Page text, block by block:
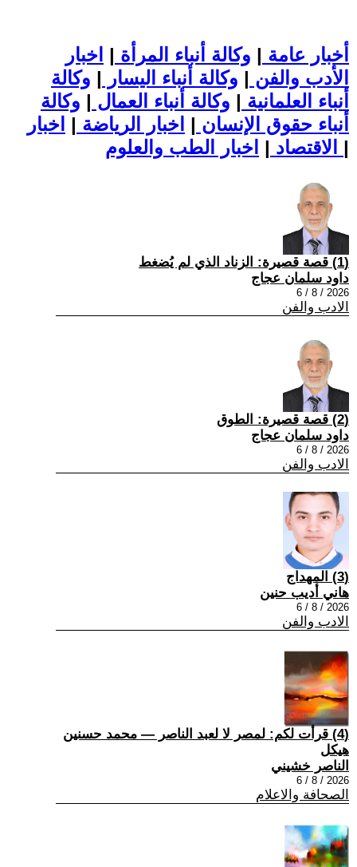
أخبار عامة | وكالة أنباء المرأة | اخبار
الأدب والفن | وكالة أنباء اليسار | وكالة
أنباء العلمانية | وكالة أنباء العمال | وكالة
أنباء حقوق الإنسان | اخبار الرياضة | اخبار
الاقتصاد | |
(1) قصة قصيرة: الزناد الذي لم يُضغط
داود سلمان عجاج
2026 / 8 / 6
الادب والفن
(2) قصة قصيرة: الطوق
داود سلمان عجاج
2026 / 8 / 6
الادب والفن
(3) المهداج
هاني أديب حنين
2026 / 8 / 6
الادب والفن
(4) قرأت لكم: لمصر لا لعبد الناصر — محمد حسنين
هيكل
الناصر خشيني
2026 / 8 / 6
الصحافة والاعلام